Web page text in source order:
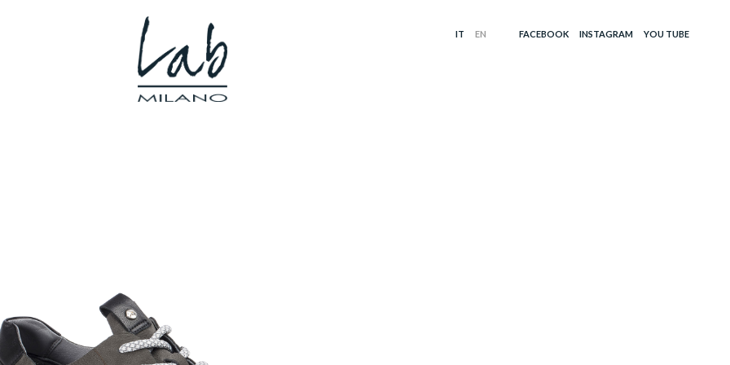
FACEBOOK INSTAGRAM YOU TUBE